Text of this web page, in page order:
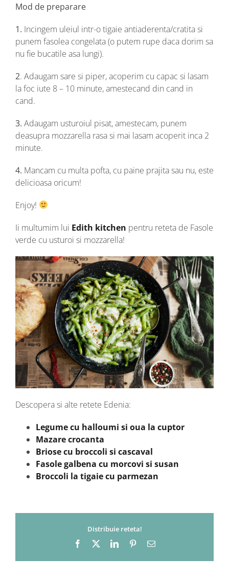
Mod de preparare
1. Incingem uleiul intr-o tigaie antiaderenta/cratita si
punem fasolea congelata (o putem rupe daca dorim sa
nu fie bucatile asa lungi).
2. Adaugam sare si piper, acoperim cu capac si lasam
la foc iute 8 – 10 minute, amestecand din cand in
cand.
3. Adaugam usturoiul pisat, amestecam, punem
deasupra mozzarella rasa si mai lasam acoperit inca 2
minute.
4. Mancam cu multa pofta, cu paine prajita sau nu, este
delicioasa oricum!
Enjoy!
Ii multumim lui Edith kitchen pentru reteta de Fasole
verde cu usturoi si mozzarella!
Descopera si alte retete Edenia:
Legume cu halloumi si oua la cuptor
Mazare crocanta
Briose cu broccoli si cascaval
Fasole galbena cu morcovi si susan
Broccoli la tigaie cu parmezan
Distribuie reteta!
Facebook LinkedInPinterestEmail